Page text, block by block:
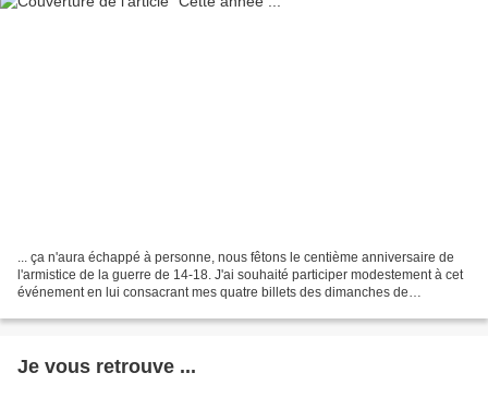
... ça n'aura échappé à personne, nous fêtons le centième anniversaire de
l'armistice de la guerre de 14-18. J'ai souhaité participer modestement à cet
événement en lui consacrant mes quatre billets des dimanches de
Je vous retrouve ...